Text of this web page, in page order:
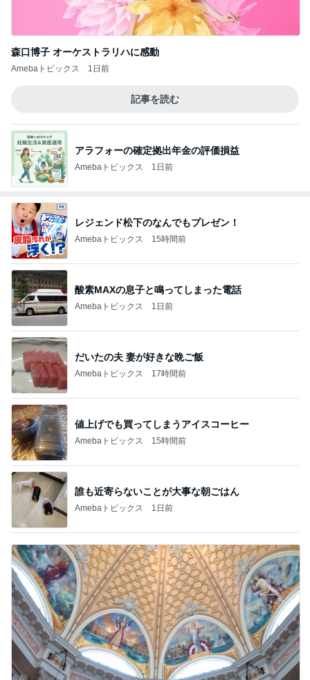
森口博子 オーケストラリハに感動
Amebaトピックス 1日前
記事を読む
アラフォーの確定拠出年金の評価損益
Amebaトピックス 1日前
レジェンド松下のなんでもプレゼン！
Amebaトピックス 15時間前
酸素MAXの息子と鳴ってしまった電話
Amebaトピックス 1日前
だいたの夫 妻が好きな晩ご飯
Amebaトピックス 17時間前
値上げでも買ってしまうアイスコーヒー
Amebaトピックス 15時間前
誰も近寄らないことが大事な朝ごはん
Amebaトピックス 1日前